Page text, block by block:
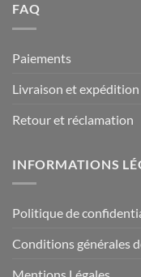
FAQ
Paiements
Livraison et expédition
Retour et réclamation
INFORMATIONS
Politique de
Conditions générales